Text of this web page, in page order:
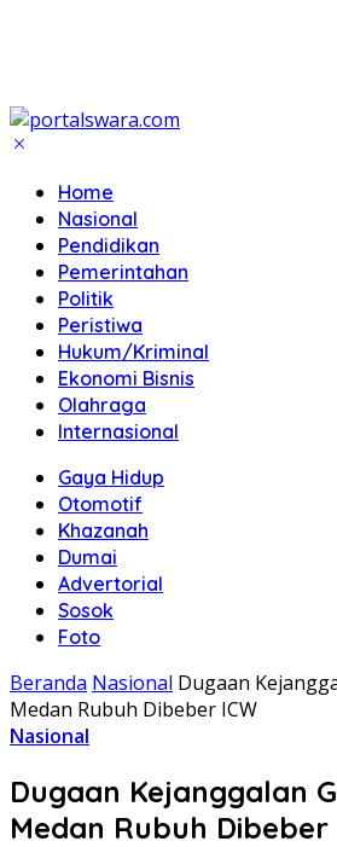
Home
Nasional
Pendidikan
Pemerintahan
Politik
Peristiwa
Hukum/Kriminal
Ekonomi Bisnis
Olahraga
Internasional
Gaya Hidup
Otomotif
Khazanah
Dumai
Advertorial
Sosok
Foto
Beranda Nasional Dugaan
Medan Rubuh Dibeber ICW
Nasional
Dugaan Kejanggalan
Medan Rubuh Dibeber